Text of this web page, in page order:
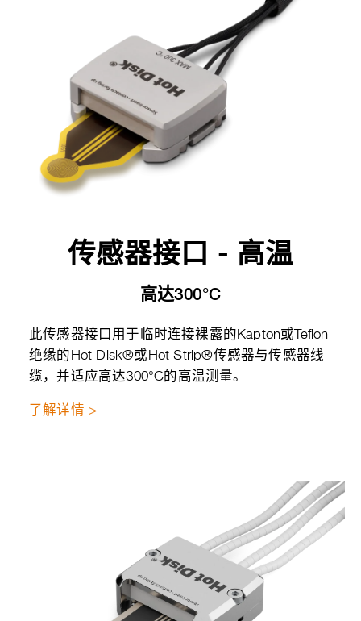
传感器接口 - 高温
高达300°C
此传感器接口用于临时连接裸露的Kapton或Teflon
绝缘的Hot Disk®或Hot Strip®传感器与传感器线
缆，并适应高达300°C的高温测量。
了解详情 >